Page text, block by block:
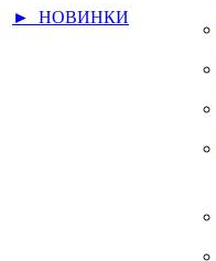
► НОВИНКИ